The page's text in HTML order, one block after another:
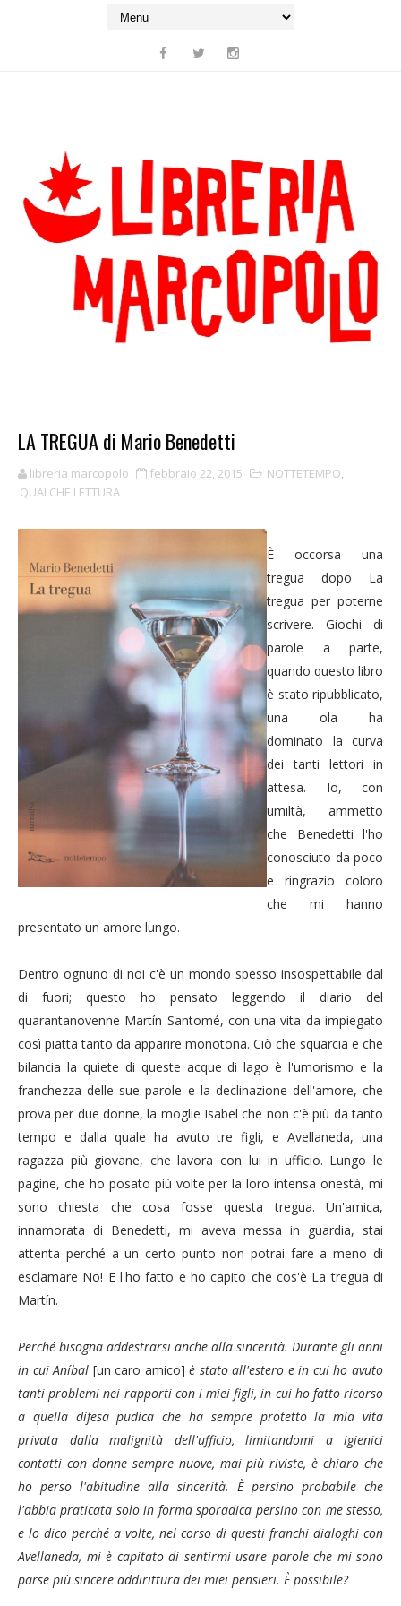
LA TREGUA di Mario Benedetti
libreria marcopolo febbraio 22, 2015 NOTTETEMPO,
QUALCHE LETTURA
È occorsa una
tregua dopo La
tregua per poterne
scrivere. Giochi di
parole a parte,
quando questo libro
è stato ripubblicato,
una ola ha
dominato la curva
dei tanti lettori in
attesa. Io, con
umiltà, ammetto
che Benedetti l'ho
conosciuto da poco
e ringrazio coloro
che mi hanno
presentato un amore lungo.
Dentro ognuno di noi c'è un mondo spesso insospettabile dal
di fuori; questo ho pensato leggendo il diario del
quarantanovenne Martín Santomé, con una vita da impiegato
così piatta tanto da apparire monotona. Ciò che squarcia e che
bilancia la quiete di queste acque di lago è l'umorismo e la
franchezza delle sue parole e la declinazione dell'amore, che
prova per due donne, la moglie Isabel che non c'è più da tanto
tempo e dalla quale ha avuto tre figli, e Avellaneda, una
ragazza più giovane, che lavora con lui in ufficio. Lungo le
pagine, che ho posato più volte per la loro intensa onestà, mi
sono chiesta che cosa fosse questa tregua. Un'amica,
innamorata di Benedetti, mi aveva messa in guardia, stai
attenta perché a un certo punto non potrai fare a meno di
esclamare No! E l'ho fatto e ho capito che cos'è La tregua di
Martín.
Perché bisogna addestrarsi anche alla sincerità. Durante gli anni
in cui Aníbal [un caro amico] è stato all'estero e in cui ho avuto
tanti problemi nei rapporti con i miei figli, in cui ho fatto ricorso
a quella difesa pudica che ha sempre protetto la mia vita
privata dalla malignità dell'ufficio, limitandomi a igienici
contatti con donne sempre nuove, mai più riviste, è chiaro che
ho perso l'abitudine alla sincerità. È persino probabile che
l'abbia praticata solo in forma sporadica persino con me stesso,
e lo dico perché a volte, nel corso di questi franchi dialoghi con
Avellaneda, mi è capitato di sentirmi usare parole che mi sono
parse più sincere addirittura dei miei pensieri. È possibile?